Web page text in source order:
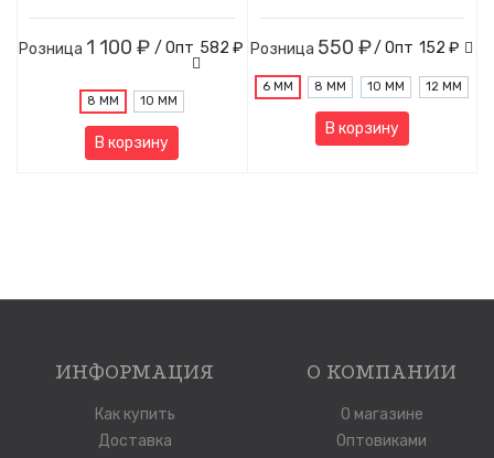
Розница 1 100 ₽ / Опт 582 ₽
8 ММ 10 ММ
В корзину
Розница 550 ₽/ Опт 152 ₽
6 ММ 8 ММ 10 ММ 12 ММ
В корзину
ИНФОРМАЦИЯ
Как купить
Доставка
О КОМПАНИИ
О магазине
Оптовиками